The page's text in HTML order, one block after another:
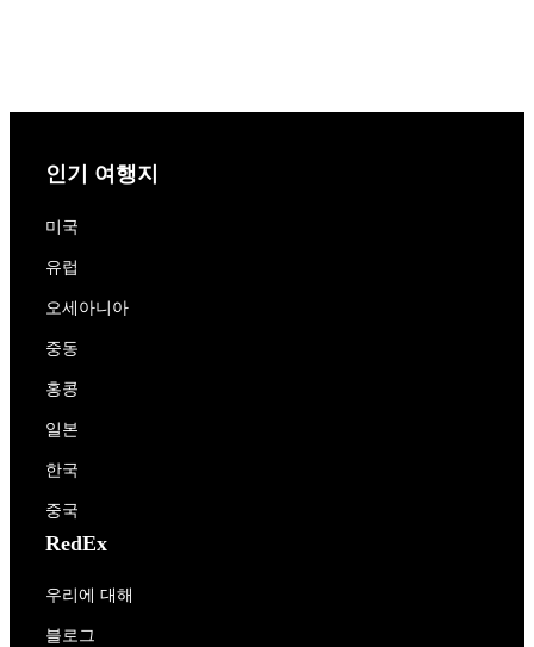
인기 여행지
미국
유럽
오세아니아
중동
홍콩
일본
한국
중국
RedEx
우리에 대해
블로그